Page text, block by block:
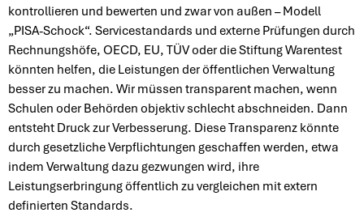
kontrollieren und bewerten und zwar von außen – Modell
„PISA-Schock“. Servicestandards und externe Prüfungen durch
Rechnungshöfe, OECD, EU, TÜV oder die Stiftung Warentest
könnten helfen, die Leistungen der öffentlichen Verwaltung
besser zu machen. Wir müssen transparent machen, wenn
Schulen oder Behörden objektiv schlecht abschneiden. Dann
entsteht Druck zur Verbesserung. Diese Transparenz könnte
durch gesetzliche Verpflichtungen geschaffen werden, etwa
indem Verwaltung dazu gezwungen wird, ihre
Leistungserbringung öffentlich zu vergleichen mit extern
definierten Standards.